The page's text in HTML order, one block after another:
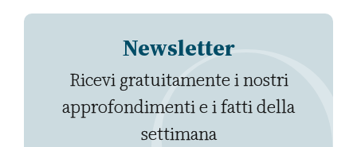
Newsletter
Ricevi gratuitamente i nostri
approfondimenti e i fatti della
settimana